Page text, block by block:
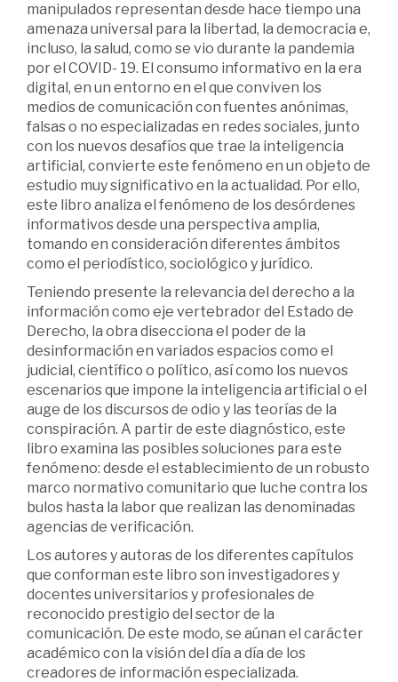
manipulados representan desde hace tiempo una
amenaza universal para la libertad, la democracia e,
incluso, la salud, como se vio durante la pandemia
por el COVID- 19. El consumo informativo en la era
digital, en un entorno en el que conviven los
medios de comunicación con fuentes anónimas,
falsas o no especializadas en redes sociales, junto
con los nuevos desafíos que trae la inteligencia
artificial, convierte este fenómeno en un objeto de
estudio muy significativo en la actualidad. Por ello,
este libro analiza el fenómeno de los desórdenes
informativos desde una perspectiva amplia,
tomando en consideración diferentes ámbitos
como el periodístico, sociológico y jurídico.
Teniendo presente la relevancia del derecho a la
información como eje vertebrador del Estado de
Derecho, la obra disecciona el poder de la
desinformación en variados espacios como el
judicial, científico o político, así como los nuevos
escenarios que impone la inteligencia artificial o el
auge de los discursos de odio y las teorías de la
conspiración. A partir de este diagnóstico, este
libro examina las posibles soluciones para este
fenómeno: desde el establecimiento de un robusto
marco normativo comunitario que luche contra los
bulos hasta la labor que realizan las denominadas
agencias de verificación.
Los autores y autoras de los diferentes capítulos
que conforman este libro son investigadores y
docentes universitarios y profesionales de
reconocido prestigio del sector de la
comunicación. De este modo, se aúnan el carácter
académico con la visión del día a día de los
creadores de información especializada.